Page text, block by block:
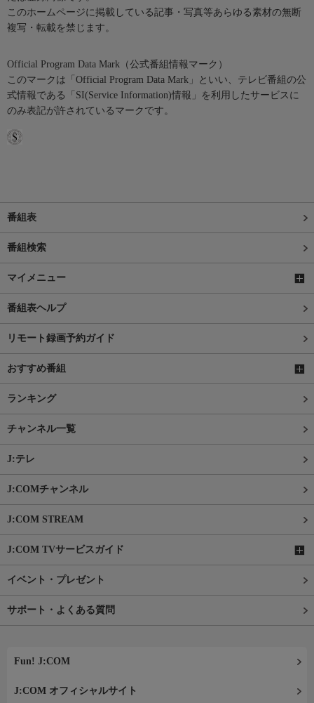
このホームページに掲載している記事・写真等あらゆる素材の無断
複写・転載を禁じます。
Official Program Data Mark（公式番組情報マーク）
このマークは「Official Program Data Mark」といい、テレビ番組の公
式情報である「SI(Service Information)情報」を利用したサービスに
のみ表記が許されているマークです。
番組表
番組検索
マイメニュー
番組表ヘルプ
リモート録画予約ガイド
おすすめ番組
ランキング
チャンネル一覧
J:テレ
J:COMチャンネル
J:COM STREAM
J:COM TVサービスガイド
イベント・プレゼント
サポート・よくある質問
Fun! J:COM
J:COM オフィシャルサイト